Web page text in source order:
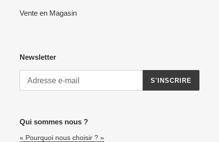
Vente en Magasin
Newsletter
S'INSCRIRE
Qui sommes nous ?
« Pourquoi nous choisir ? »